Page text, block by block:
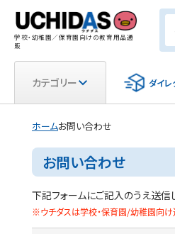
学校・幼稚園／保育園向けの教育用品通
販
カテゴリー ダイレ
ホームお問い合わせ
お問い合わせ
下記フォームにご記入のうえ送信
※ウチダスは学校・保育園/幼稚園向け